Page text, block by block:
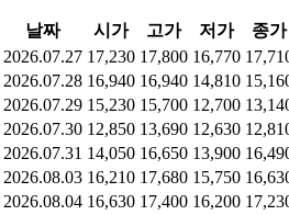
날짜 시가 고가 저가 종가
2026.07.27 17,230 17,800 16,770
2026.07.28 16,940 16,940 14,810
2026.07.29 15,230 15,700 12,700
2026.07.30 12,850 13,690 12,630
2026.07.31 14,050 16,650 13,900
2026.08.03 16,210 17,680 15,750
2026.08.04 16,630 17,400 16,200